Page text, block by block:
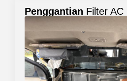
Penggantian Filter AC